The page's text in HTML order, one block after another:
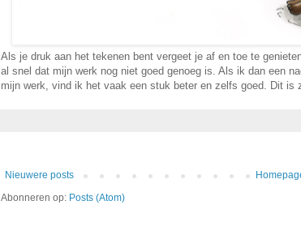
Als je druk aan het tekenen bent vergeet je af en toe te
al snel dat mijn werk nog niet goed genoeg is. Als ik dan een
mijn werk, vind ik het vaak een stuk beter en zelfs goed. Dit is
Nieuwere posts
Abonneren op: Posts (Atom)